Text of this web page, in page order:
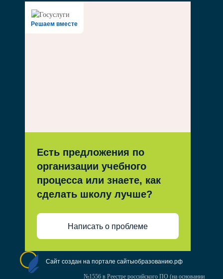
Решаем вместе
Есть предложения по
организации учебного
процесса или знаете, как
сделать школу лучше?
Написать о проблеме
Сайт создан на портале сайтыобразованию.рф
№1556 в Реестре российского ПО (на основании